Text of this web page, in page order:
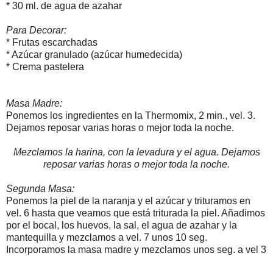
* 30 ml. de agua de azahar
Para Decorar:
* Frutas escarchadas
* Azúcar granulado (azúcar humedecida)
* Crema pastelera
Masa Madre:
Ponemos los ingredientes en la Thermomix, 2 min., vel. 3.
Dejamos reposar varias horas o mejor toda la noche.
Mezclamos la harina, con la levadura y el agua. Dejamos
reposar varias horas o mejor toda la noche.
Segunda Masa:
Ponemos la piel de la naranja y el azúcar y trituramos en
vel. 6 hasta que veamos que está triturada la piel. Añadimos
por el bocal, los huevos, la sal, el agua de azahar y la
mantequilla y mezclamos a vel. 7 unos 10 seg.
Incorporamos la masa madre y mezclamos unos seg. a vel 3